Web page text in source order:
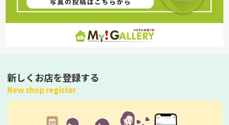
新しくお店を登録する
New shop register